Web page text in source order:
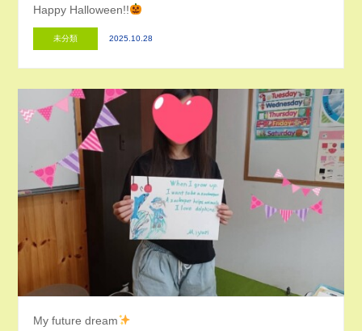
Happy Halloween!!
未分類 2025.10.28
My future dream